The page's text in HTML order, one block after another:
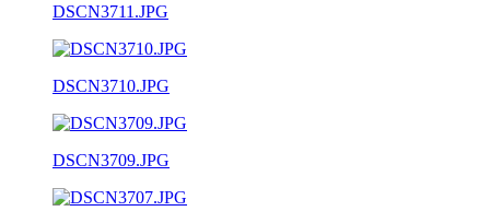
DSCN3711.JPG
DSCN3710.JPG
DSCN3709.JPG